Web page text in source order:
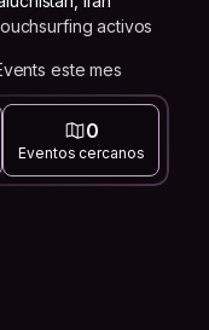
activos
este mes
0
Eventos cercanos